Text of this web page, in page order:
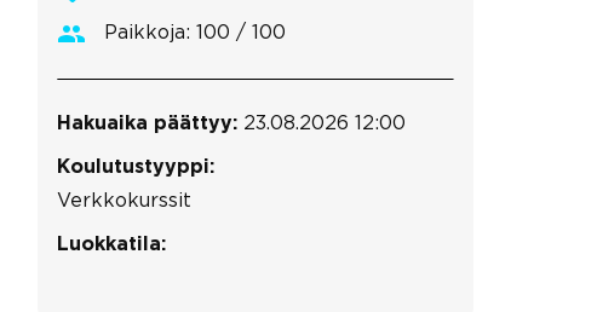
Paikkoja: 100 / 100
Hakuaika päättyy: 23.08.2026 12:00
Koulutustyyppi:
Verkkokurssit
Luokkatila: